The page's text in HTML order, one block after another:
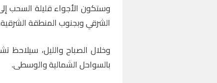
وستكون الأجواء قليلة السحب
الشرقي وبجنوب المنطقة
وخلال الصباح والليل،
بالسواحل الشمالية والوسطى.